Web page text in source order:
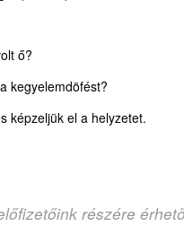
ő?
kegyelemdöfést?
képzeljük el a helyzetet.
részére